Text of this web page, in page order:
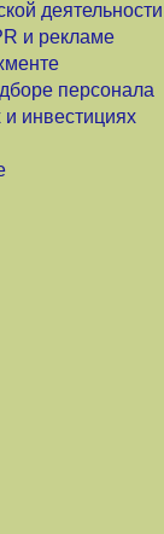
деятельности
и рекламе
персонала
инвестициях